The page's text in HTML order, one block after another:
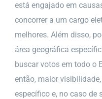
está engajado em
concorrer a um cargo
melhores. Além disso,
área geográfica
buscar votos em todo o
então, maior
específico e, no caso de